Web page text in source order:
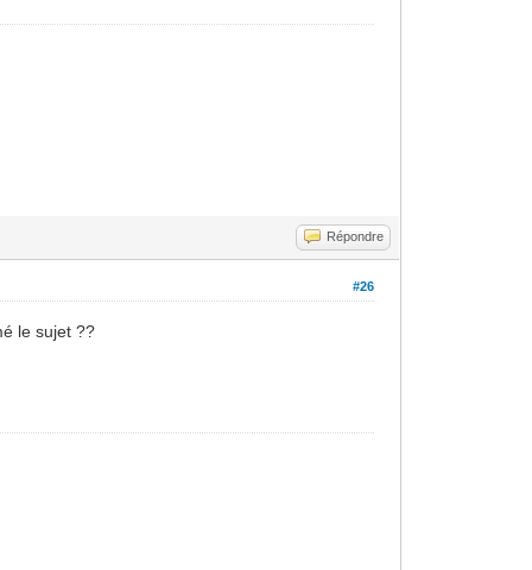
Répondre
#26
le sujet ??